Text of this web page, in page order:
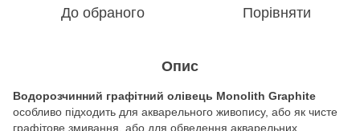
До обраного Порівняти
Опис
Водорозчинний графітний олівець Monolith Graphite
особливо підходить для акварельного живопису, або як чисте
графітове змивання, або для обведення акварельних